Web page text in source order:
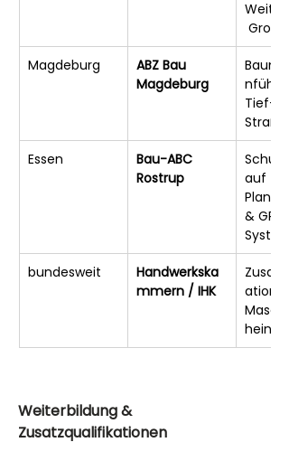
Magdeburg
ABZ Bau
Magdeburg
Tief-
Essen
Bau-ABC
Rostrup
auf
& GPS-
bundesweit
Handwerkska
mmern / IHK
heine
Weiterbildung &
Zusatzqualifikationen